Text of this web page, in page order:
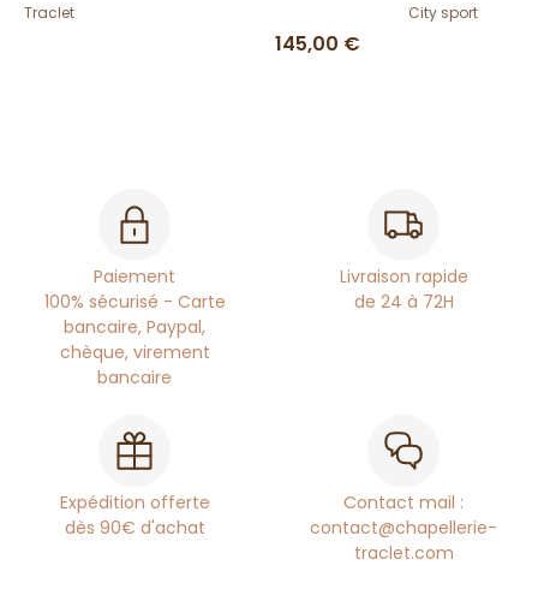
Traclet
145,00 €
City sport
Paiement
100% sécurisé - Carte
bancaire, Paypal,
chèque, virement
bancaire
Livraison rapide
de 24 à 72H
Expédition offerte
dès 90€ d'achat
Contact mail :
contact@chapellerie-
traclet.com